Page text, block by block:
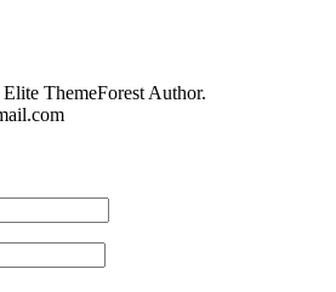
Elite ThemeForest Author.